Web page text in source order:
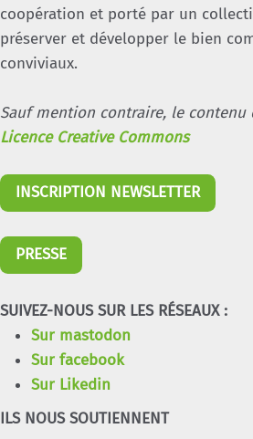
coopération et porté par un
préserver et développer le bien
conviviaux.
Sauf mention contraire, le contenu
Licence Creative Commons
INSCRIPTION NEWSLETTER
PRESSE
SUIVEZ-NOUS SUR LES RÉSEAUX :
Sur mastodon
Sur facebook
Sur Likedin
ILS NOUS SOUTIENNENT